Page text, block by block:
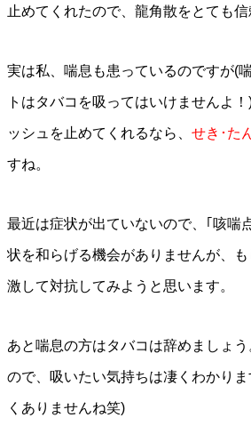
止めてくれたので、龍角散をとても
実は私、喘息も患っているのですが(
トはタバコを吸ってはいけませんよ
ッシュを止めてくれるなら、 せき･た
すね。
最近は症状が出ていないので、｢咳喘
状を和らげる機会がありませんが、
激して対抗してみようと思います。
あと喘息の方はタバコは辞めましょ
ので、吸いたい気持ちは凄くわかり
くありませんね笑)